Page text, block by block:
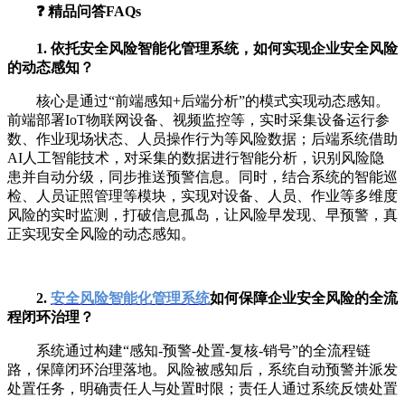
❓ 精品问答FAQs
1. 依托安全风险智能化管理系统，如何实现企业安全风险
的动态感知？
核心是通过“前端感知+后端分析”的模式实现动态感知。
前端部署IoT物联网设备、视频监控等，实时采集设备运行参
数、作业现场状态、人员操作行为等风险数据；后端系统借助
AI人工智能技术，对采集的数据进行智能分析，识别风险隐
患并自动分级，同步推送预警信息。同时，结合系统的智能巡
检、人员证照管理等模块，实现对设备、人员、作业等多维度
风险的实时监测，打破信息孤岛，让风险早发现、早预警，真
正实现安全风险的动态感知。
2. 安全风险智能化管理系统如何保障企业安全风险的全流
程闭环治理？
系统通过构建“感知-预警-处置-复核-销号”的全流程链
路，保障闭环治理落地。风险被感知后，系统自动预警并派发
处置任务，明确责任人与处置时限；责任人通过系统反馈处置